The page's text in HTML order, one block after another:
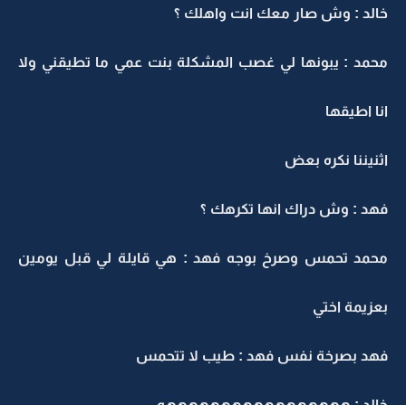
خالد : وش صار معك انت واهلك ؟
محمد : يبونها لي غصب المشكلة بنت عمي ما تطيقني ولا
انا اطيقها
اثنيننا نكره بعض
فهد : وش دراك انها تكرهك ؟
محمد تحمس وصرخ بوجه فهد : هي قايلة لي قبل يومين
بعزيمة اختي
فهد بصرخة نفس فهد : طيب لا تتحمس